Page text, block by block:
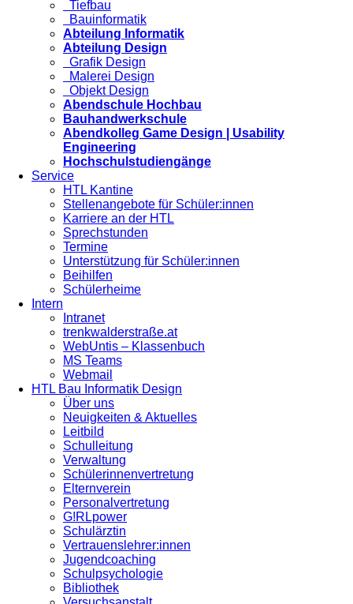
Tiefbau
Bauinformatik
Abteilung Informatik
Abteilung Design
Grafik Design
Malerei Design
Objekt Design
Abendschule Hochbau
Bauhandwerkschule
Abendkolleg Game Design | Usability
Engineering
Hochschulstudiengänge
Service
HTL Kantine
Stellenangebote für Schüler:innen
Karriere an der HTL
Sprechstunden
Termine
Unterstützung für Schüler:innen
Beihilfen
Schülerheime
Intern
Intranet
trenkwalderstraße.at
WebUntis – Klassenbuch
MS Teams
Webmail
HTL Bau Informatik Design
Über uns
Neuigkeiten & Aktuelles
Leitbild
Schulleitung
Verwaltung
Schülerinnenvertretung
Elternverein
Personalvertretung
G!RLpower
Schulärztin
Vertrauenslehrer:innen
Jugendcoaching
Schulpsychologie
Bibliothek